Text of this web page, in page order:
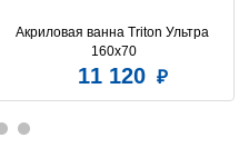
Акриловая ванна Triton Ультра
160x70
11 120